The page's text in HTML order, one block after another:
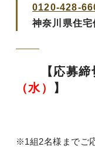
0120-428-
神奈川県住宅
【応募
（水）
】
※1組2名様までご